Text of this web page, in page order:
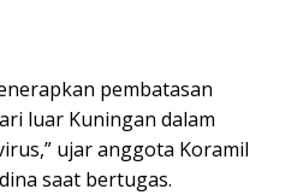
pembatasan
luar Kuningan dalam
ujar anggota Koramil
saat bertugas.